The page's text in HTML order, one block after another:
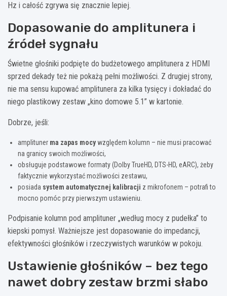
Hz i całość zgrywa się znacznie lepiej.
Dopasowanie do amplitunera i
źródeł sygnału
Świetne głośniki podpięte do budżetowego amplitunera z HDMI
sprzed dekady też nie pokażą pełni możliwości. Z drugiej strony,
nie ma sensu kupować amplitunera za kilka tysięcy i dokładać do
niego plastikowy zestaw „kino domowe 5.1” w kartonie.
Dobrze, jeśli:
amplituner ma zapas mocywzględem kolumn – nie musi pracować
na granicy swoich możliwości,
obsługuje podstawowe formaty (Dolby TrueHD, DTS-HD, eARC), żeby
faktycznie wykorzystać możliwości zestawu,
posiada system automatycznej kalibracji z mikrofonem – potrafi to
mocno pomóc przy pierwszym ustawieniu.
Podpisanie kolumn pod amplituner „według mocy z pudełka” to
kiepski pomysł. Ważniejsze jest dopasowanie do impedancji,
efektywności głośników i rzeczywistych warunków w pokoju.
Ustawienie głośników – bez tego
nawet dobry zestaw brzmi słabo